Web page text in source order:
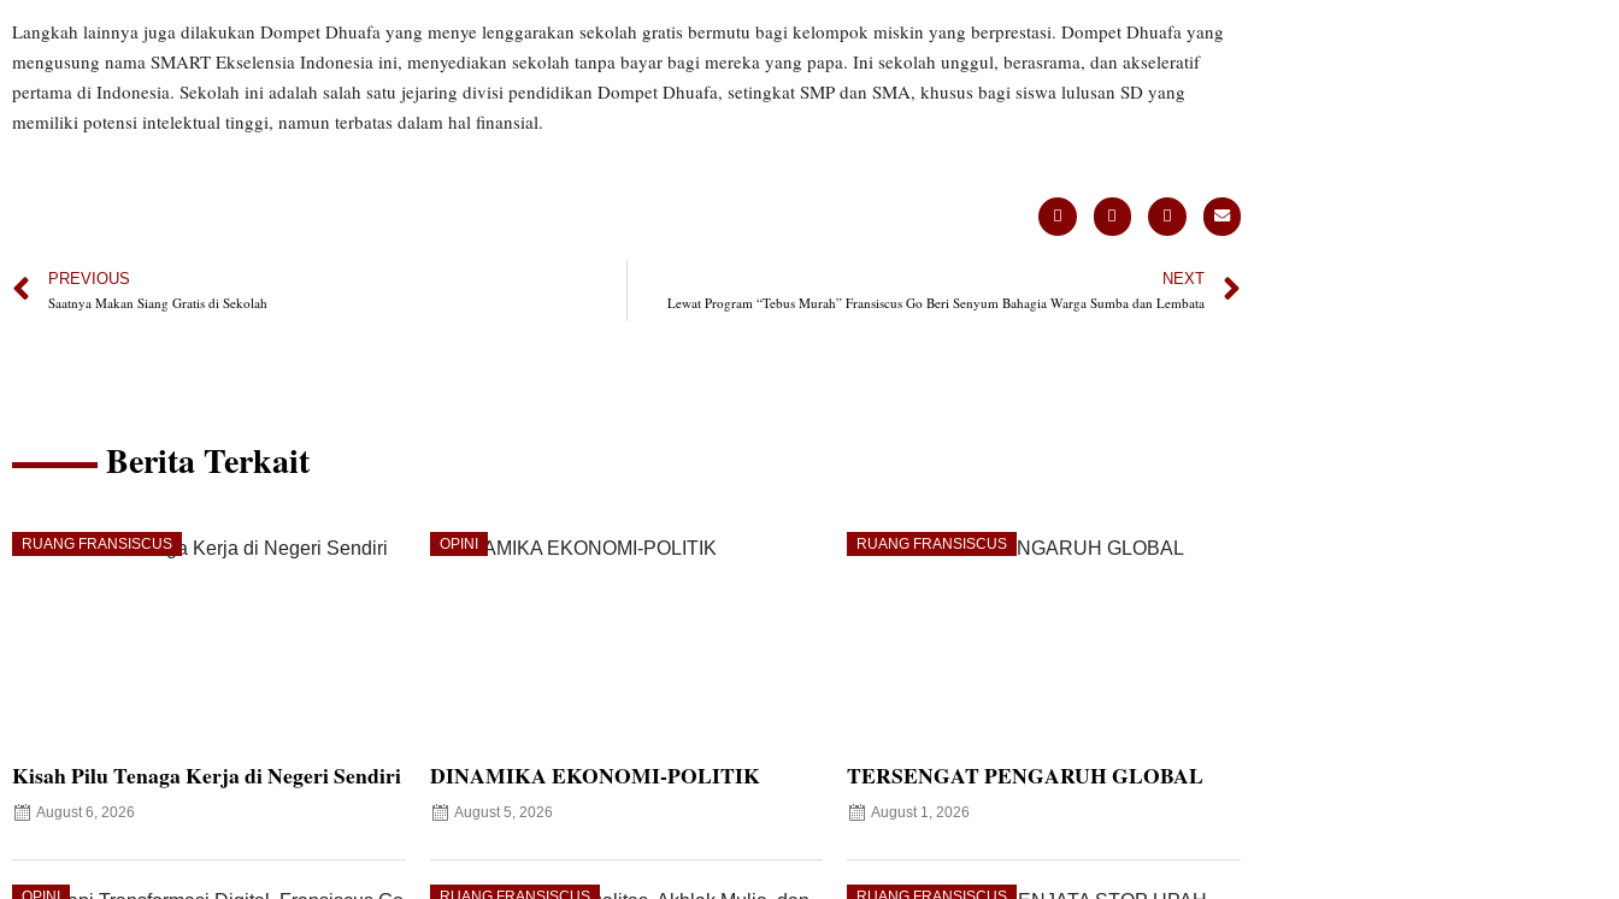
Langkah lainnya juga dilakukan Dompet Dhuafa yang menye lenggarakan sekolah gratis bermutu bagi kelompok miskin yang berprestasi. Dompet Dhuafa yang
mengusung nama SMART Ekselensia Indonesia ini, menyediakan sekolah tanpa bayar bagi mereka yang papa. Ini sekolah unggul, berasrama, dan akseleratif
pertama di Indonesia. Sekolah ini adalah salah satu jejaring divisi pendidikan Dompet Dhuafa, setingkat SMP dan SMA, khusus bagi siswa lulusan SD yang
memiliki potensi intelektual tinggi, namun terbatas dalam hal finansial.
PREVIOUS
Saatnya Makan Siang Gratis di Sekolah
NEXT
Lewat Program “Tebus Murah” Fransiscus Go Beri Senyum Bahagia Warga Sumba dan Lembata
Berita Terkait
RUANG FRANSISCUS
Kisah Pilu Tenaga Kerja di Negeri Sendiri
August 6, 2026
OPINI
DINAMIKA EKONOMI-POLITIK
August 5, 2026
RUANG FRANSISCUS
TERSENGAT PENGARUH GLOBAL
August 1, 2026